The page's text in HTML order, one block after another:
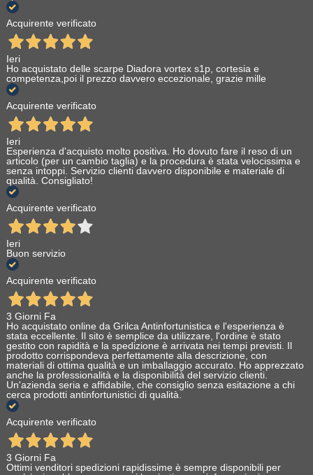
Acquirente verificato
Ieri
Ho acquistato delle scarpe Diadora vortex s1p, cortesia e
competenza,poi il prezzo davvero eccezionale, grazie mille
Acquirente verificato
Ieri
Esperienza d'acquisto molto positiva. Ho dovuto fare il reso di un
articolo (per un cambio taglia) e la procedura è stata velocissima e
senza intoppi. Servizio clienti davvero disponibile e materiale di
qualità. Consigliato!
Acquirente verificato
Ieri
Buon servizio
Acquirente verificato
3 Giorni Fa
Ho acquistato online da Grilca Antinfortunistica e l'esperienza è
stata eccellente. Il sito è semplice da utilizzare, l'ordine è stato
gestito con rapidità e la spedizione è arrivata nei tempi previsti. Il
prodotto corrispondeva perfettamente alla descrizione, con
materiali di ottima qualità e un imballaggio accurato. Ho apprezzato
anche la professionalità e la disponibilità del servizio clienti.
Un'azienda seria e affidabile, che consiglio senza esitazione a chi
cerca prodotti antinfortunistici di qualità.
Acquirente verificato
3 Giorni Fa
Ottimi venditori spedizioni rapidissime è sempre disponibili per